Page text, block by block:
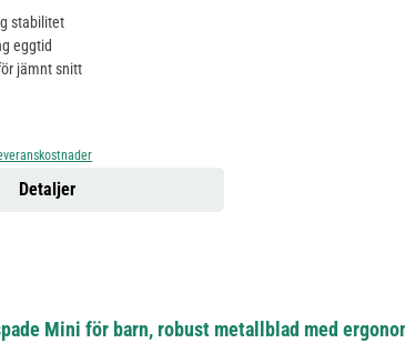
stabilitet
eggtid
jämnt snitt
Detaljer
Mini för barn, robust metallblad med